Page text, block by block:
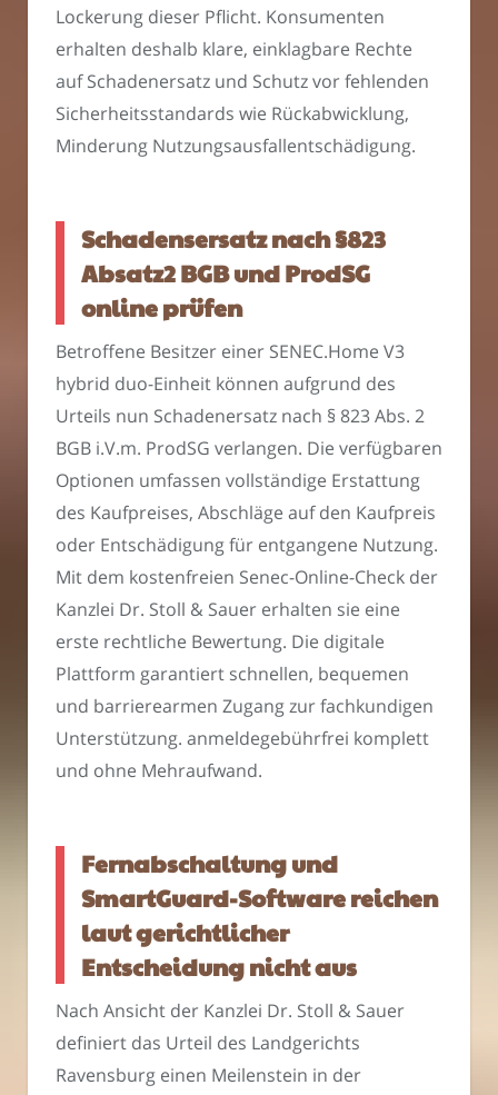
Lockerung dieser Pflicht. Konsumenten
erhalten deshalb klare, einklagbare Rechte
auf Schadenersatz und Schutz vor fehlenden
Sicherheitsstandards wie Rückabwicklung,
Minderung Nutzungsausfallentschädigung.
Schadensersatz nach §823
Absatz2 BGB und ProdSG
online prüfen
Betroffene Besitzer einer SENEC.Home V3
hybrid duo-Einheit können aufgrund des
Urteils nun Schadenersatz nach § 823 Abs. 2
BGB i.V.m. ProdSG verlangen. Die verfügbaren
Optionen umfassen vollständige Erstattung
des Kaufpreises, Abschläge auf den Kaufpreis
oder Entschädigung für entgangene Nutzung.
Mit dem kostenfreien Senec-Online-Check der
Kanzlei Dr. Stoll & Sauer erhalten sie eine
erste rechtliche Bewertung. Die digitale
Plattform garantiert schnellen, bequemen
und barrierearmen Zugang zur fachkundigen
Unterstützung. anmeldegebührfrei komplett
und ohne Mehraufwand.
Fernabschaltung und
SmartGuard-Software reichen
laut gerichtlicher
Entscheidung nicht aus
Nach Ansicht der Kanzlei Dr. Stoll & Sauer
definiert das Urteil des Landgerichts
Ravensburg einen Meilenstein in der